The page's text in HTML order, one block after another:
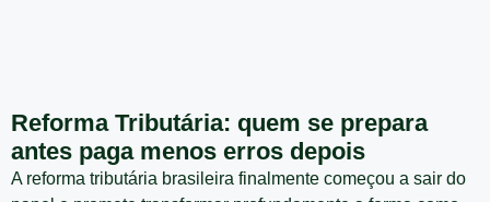
Reforma Tributária: quem se prepara
antes paga menos erros depois
A reforma tributária brasileira finalmente começou a sair do